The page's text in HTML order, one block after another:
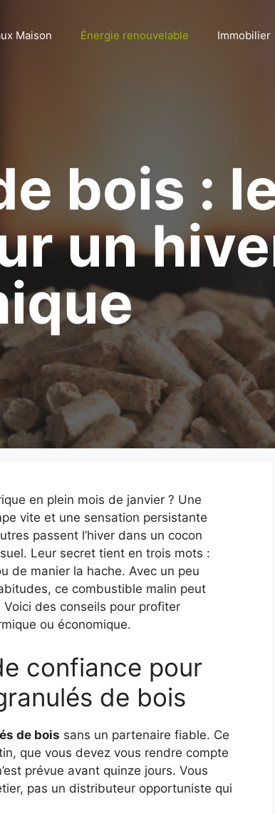
Maison Énergie renouvelable Immobilier
bois :
un
en plein mois de janvier ? Une
vite et une sensation persistante
passent l’hiver dans un cocon
Leur secret tient en trois mots :
de manier la hache. Avec un peu
ce combustible malin peut
des conseils pour profiter
ou économique.
confiance pour
de bois
de bois sans un partenaire fiable. Ce
que vous devez vous rendre compte
prévue avant quinze jours. Vous
pas un distributeur opportuniste qui